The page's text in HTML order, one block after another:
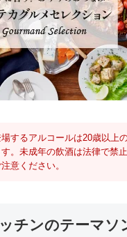
するアルコールは20歳以上
。未成年の飲酒は法律で禁
意ください。
チンのテーマソ